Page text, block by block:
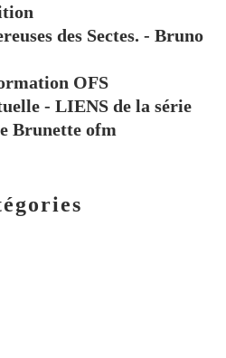
des Sectes. - Bruno
OFS
- LIENS de la série
Brunette ofm